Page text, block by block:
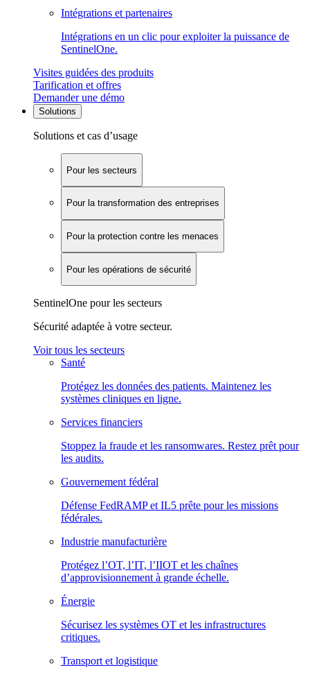
Intégrations et partenaires
Intégrations en un clic pour exploiter la puissance de
SentinelOne.
Visites guidées des produits
Tarification et offres
Demander une démo
Solutions
Solutions et cas d’usage
Pour les secteurs
Pour la transformation des entreprises
Pour la protection contre les menaces
Pour les opérations de sécurité
SentinelOne pour les secteurs
Sécurité adaptée à votre secteur.
Voir tous les secteurs
Santé
Protégez les données des patients. Maintenez les
systèmes cliniques en ligne.
Services financiers
Stoppez la fraude et les ransomwares. Restez prêt pour
les audits.
Gouvernement fédéral
Défense FedRAMP et IL5 prête pour les missions
fédérales.
Industrie manufacturière
Protégez l’OT, l’IT, l’IIOT et les chaînes
d’approvisionnement à grande échelle.
Énergie
Sécurisez les systèmes OT et les infrastructures
critiques.
Transport et logistique